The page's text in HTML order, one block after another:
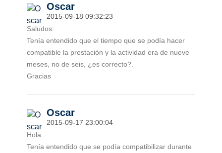
Oscar
2015-09-18 09:32:23
Saludos:
Tenía entendido que el tiempo que se podía hacer
compatible la prestación y la actividad era de nueve
meses, no de seis, ¿es correcto?.
Gracias
Oscar
2015-09-17 23:00:04
Hola :
Tenía entendido que se podía compatibilizar durante